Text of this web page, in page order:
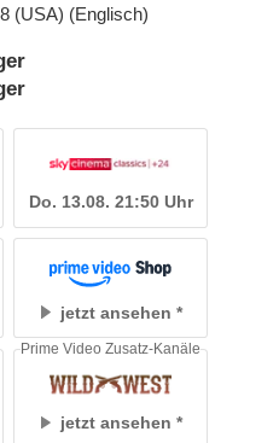
(USA) (Englisch)
Do. 13.08. 21:50 Uhr
jetzt ansehen
jetzt ansehen
Prime Video Zusatz-Kanäle